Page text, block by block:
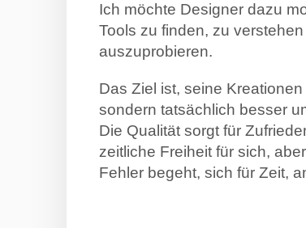
Ich möchte Designer dazu
Tools zu finden, zu
auszuprobieren.
Das Ziel ist, seine
sondern tatsächlich besser
Die Qualität sorgt für
zeitliche Freiheit für sich,
Fehler begeht, sich für Zeit,